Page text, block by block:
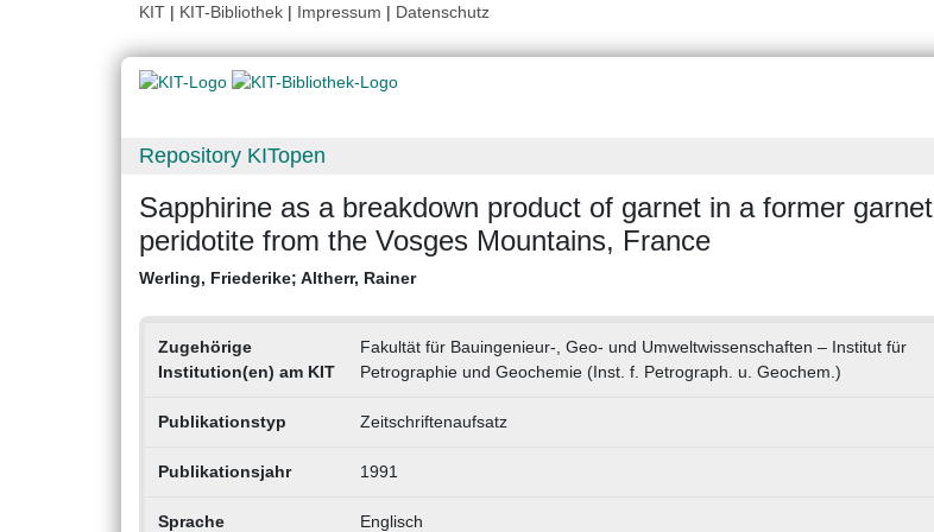
KIT | KIT-Bibliothek | Impressum | Datenschutz
Repository KITopen
Sapphirine as a breakdown product of garnet in a former garnet
peridotite from the Vosges Mountains, France
Werling, Friederike; Altherr, Rainer
Zugehörige
Institution(en) am KIT
Fakultät für Bauingenieur-, Geo- und Umweltwissenschaften – Institut für
Petrographie und Geochemie (Inst. f. Petrograph. u. Geochem.)
Publikationstyp Zeitschriftenaufsatz
Publikationsjahr 1991
Sprache Englisch